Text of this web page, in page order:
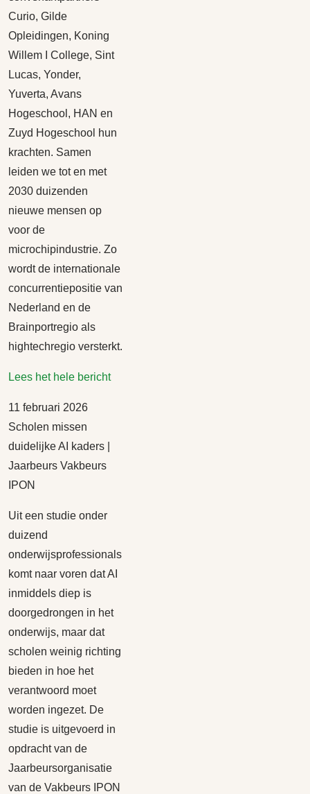
Curio, Gilde
Opleidingen, Koning
Willem I College, Sint
Lucas, Yonder,
Yuverta, Avans
Hogeschool, HAN en
Zuyd Hogeschool hun
krachten. Samen
leiden we tot en met
2030 duizenden
nieuwe mensen op
voor de
microchipindustrie. Zo
wordt de internationale
concurrentiepositie van
Nederland en de
Brainportregio als
hightechregio versterkt.
Lees het hele bericht
11 februari 2026
Scholen missen
duidelijke AI kaders |
Jaarbeurs Vakbeurs
IPON
Uit een studie onder
duizend
onderwijsprofessionals
komt naar voren dat AI
inmiddels diep is
doorgedrongen in het
onderwijs, maar dat
scholen weinig richting
bieden in hoe het
verantwoord moet
worden ingezet. De
studie is uitgevoerd in
opdracht van de
Jaarbeursorganisatie
van de Vakbeurs IPON